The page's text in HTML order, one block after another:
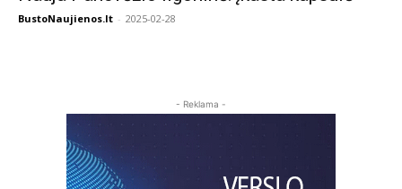
BustoNaujienos.lt - 2025-02-28
- Reklama -